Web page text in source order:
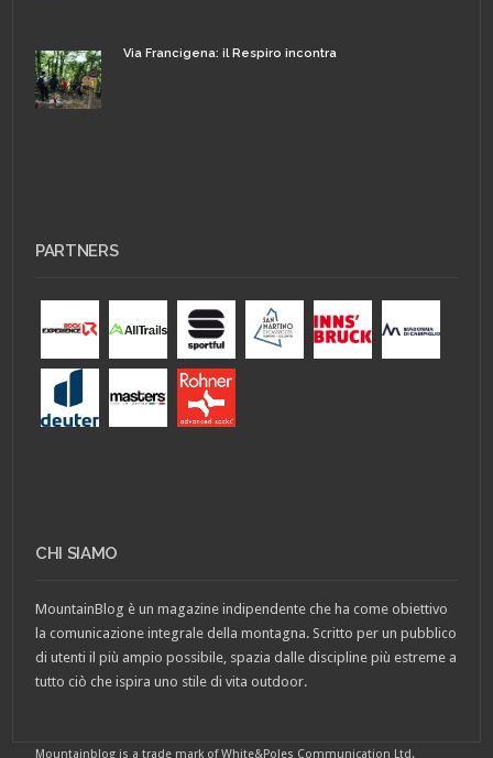
Via Francigena: il Respiro incontra
PARTNERS
CHI SIAMO
MountainBlog è un magazine indipendente che ha come obiettivo
la comunicazione integrale della montagna. Scritto per un pubblico
di utenti il più ampio possibile, spazia dalle discipline più estreme a
tutto ciò che ispira uno stile di vita outdoor.
Mountainblog is a trade mark of White&Poles Communication Ltd.